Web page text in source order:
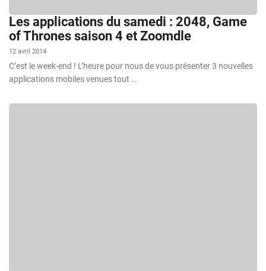
Les applications du samedi : 2048, Game
of Thrones saison 4 et Zoomdle
12 avril 2014
C’est le week-end ! L’heure pour nous de vous présenter 3 nouvelles
applications mobiles venues tout …